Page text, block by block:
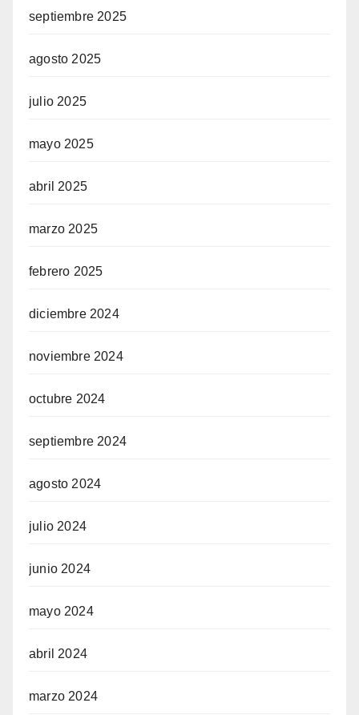
septiembre 2025
agosto 2025
julio 2025
mayo 2025
abril 2025
marzo 2025
febrero 2025
diciembre 2024
noviembre 2024
octubre 2024
septiembre 2024
agosto 2024
julio 2024
junio 2024
mayo 2024
abril 2024
marzo 2024